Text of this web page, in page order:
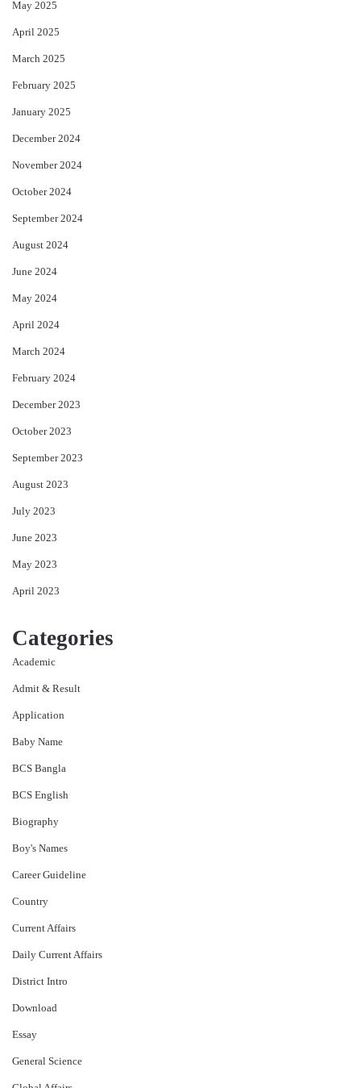
May 2025
April 2025
March 2025
February 2025
January 2025
December 2024
November 2024
October 2024
September 2024
August 2024
June 2024
May 2024
April 2024
March 2024
February 2024
December 2023
October 2023
September 2023
August 2023
July 2023
June 2023
May 2023
April 2023
Categories
Academic
Admit & Result
Application
Baby Name
BCS Bangla
BCS English
Biography
Boy's Names
Career Guideline
Country
Current Affairs
Daily Current Affairs
District Intro
Download
Essay
General Science